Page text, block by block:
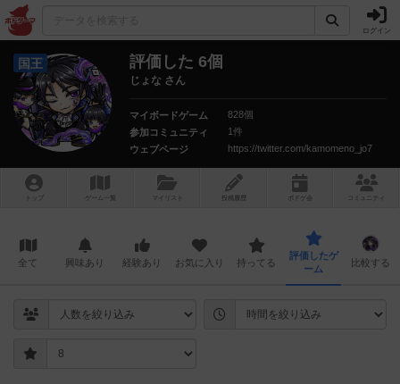
ログイン
国王 評価した 6個
じょな さん
マイボードゲーム
828個
参加コミュニティ
1件
ウェブページ
https://twitter.com/kamomeno_jo7
トップ ゲーム一覧 マイリスト 投稿履歴 ボ ドゲ コミュニティ
全て 興味あり 経験あり お気に入り 持ってる
評価したゲ
ーム
比較する